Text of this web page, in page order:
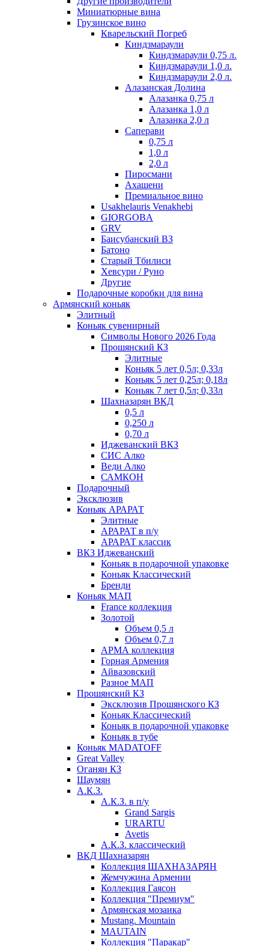
Миниатюрные вина
Грузинское вино
Кварельский Погреб
Киндзмараули
Киндзмараули 0,75 л.
Киндзмараули 1,0 л.
Киндзмараули 2,0 л.
Алазанская Долина
Алазанка 0,75 л
Алазанка 1,0 л
Алазанка 2,0 л
Саперави
0,75 л
1,0 л
2,0 л
Пиросмани
Ахашени
Премиальное вино
Usakhelauris Venakhebi
GIORGOBA
GRV
Баисубанский ВЗ
Батоно
Старый Тбилиси
Хевсури / Руно
Другие
Подарочные коробки для вина
Армянский коньяк
Элитный
Коньяк сувенирный
Символы Нового 2026 Года
Прошянский КЗ
Элитные
Коньяк 5 лет 0,5л; 0,33л
Коньяк 5 лет 0,25л; 0,18л
Коньяк 7 лет 0,5л; 0,33л
Шахназарян ВКД
0,5 л
0,250 л
0,70 л
Иджеванский ВКЗ
СИС Алко
Веди Алко
САМКОН
Подарочный
Эксклюзив
Коньяк АРАРАТ
Элитные
АРАРАТ в п/у
АРАРАТ классик
ВКЗ Иджеванский
Коньяк в подарочной упаковке
Коньяк Классический
Бренди
Коньяк МАП
France коллекция
Золотой
Объем 0,5 л
Объем 0,7 л
АРМА коллекция
Горная Армения
Айвазовский
Разное МАП
Прошянский КЗ
Эксклюзив Прошянского КЗ
Коньяк Классический
Коньяк в подарочной упаковке
Коньяк в тубе
Коньяк MADATOFF
Great Valley
Оганян КЗ
Шаумян
А.К.З.
А.К.З. в п/у
Grand Sargis
URARTU
Avetis
А.К.З. классический
ВКД Шахназарян
Коллекция ШАХНАЗАРЯН
Жемчужина Армении
Коллекция Гаясон
Коллекция "Премиум"
Армянская мозаика
Mustang. Mountain
MAUTAIN
Коллекция "Паракар"